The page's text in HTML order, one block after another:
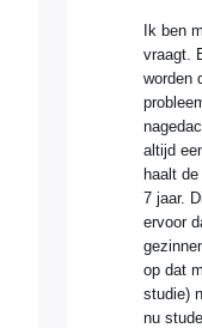
Ik ben
vraagt.
worden
altijd
haalt
7 jaar.
ervoor
op dat
studie)
nu